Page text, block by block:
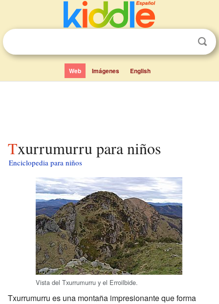
Web Imágenes English
Txurrumurru para niños
Enciclopedia para niños
Vista del Txurrumurru y el Erroilbide.
Txurrumurru es una montaña impresionante que forma